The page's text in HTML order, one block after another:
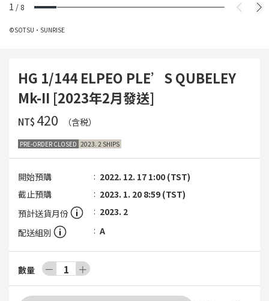
1 / 8
©SOTSU・SUNRISE
HG 1/144 ELPEO PLE’S QUBELEY
Mk-II [2023年2月發送]
NT$ ‌420 （含税）
PRE-ORDER CLOSED 2023. 2 SHIPS
開始預購
2022. 12. 17 1:00 (TST)
截止預購
2023. 1. 20 8:59 (TST)
預計送貨月份
2023. 2
配送組別
A
數量 － 1 ＋